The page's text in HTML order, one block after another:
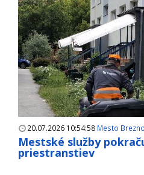
20.07.2026 10:54:58 Mesto Brezno
Mestské služby
priestranstiev